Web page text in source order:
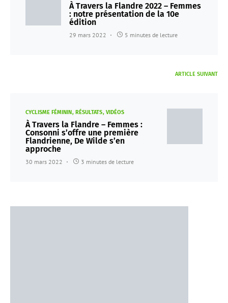
À Travers la Flandre 2022 – Femmes
: notre présentation de la 10e
édition
29 mars 2022 5 minutes de lecture
ARTICLE SUIVANT
CYCLISME FÉMININ RÉSULTATS VIDÉOS
À Travers la Flandre – Femmes :
Consonni s’offre une première
Flandrienne, De Wilde s’en
approche
30 mars 2022 3 minutes de lecture